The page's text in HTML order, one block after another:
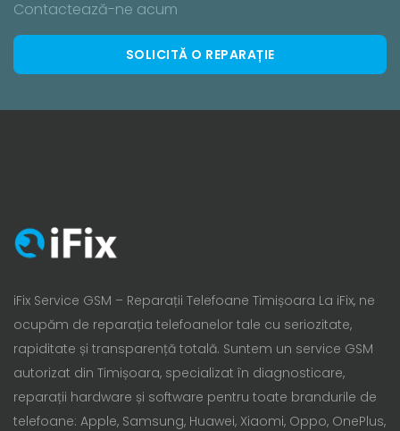
Contactează-ne acum
SOLICITĂ O REPARAȚIE
iFix Service GSM – Reparații Telefoane Timișoara La iFix, ne
ocupăm de reparația telefoanelor tale cu seriozitate,
rapiditate și transparență totală. Suntem un service GSM
autorizat din Timișoara, specializat în diagnosticare,
reparații hardware și software pentru toate brandurile de
telefoane: Apple, Samsung, Huawei, Xiaomi, Oppo, OnePlus,